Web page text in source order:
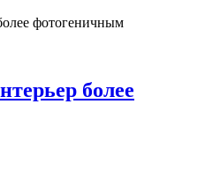
более